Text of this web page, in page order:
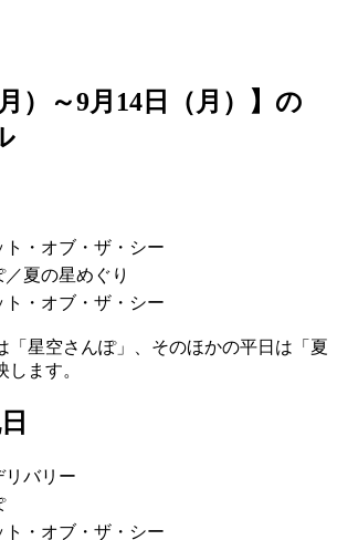
）～9月14日（月）】の
ト・オブ・ザ・シー
夏の星めぐり
ト・オブ・ザ・シー
「星空さんぽ」、そのほかの平日は「夏
ます。
リバリー
ト・オブ・ザ・シー